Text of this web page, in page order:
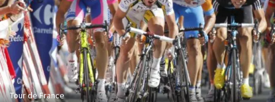
Basketbal
Biatlon
Boby a skeleton
Historické návraty
Aplikace ČT sport
AZ kvíz
Tour de France